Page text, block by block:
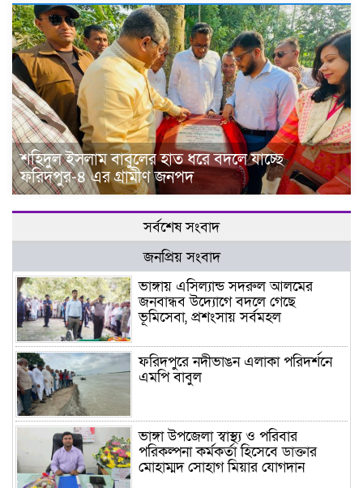
শহিদুল ইসলাম বাবুলের হাত ধরে বদলে যাচ্ছে
ফরিদপুর-৪ এর গ্রামীণ জনপদ
সর্বশেষ সংবাদ
জনপ্রিয় সংবাদ
ভাঙ্গায় এসিল্যান্ড সদরুল আলমের
জনবান্ধব উদ্যোগে বদলে গেছে
ভূমিসেবা, প্রশংসায় সর্বমহল
ফরিদপুরে নদীভাঙন এলাকা পরিদর্শনে
এমপি বাবুল
ভাঙ্গা উপজেলা স্বাস্থ্য ও পরিবার
পরিকল্পনা কর্মকর্তা হিসেবে ডাক্তার
মোহাম্মদ সোহাগ মিয়ার যোগদান